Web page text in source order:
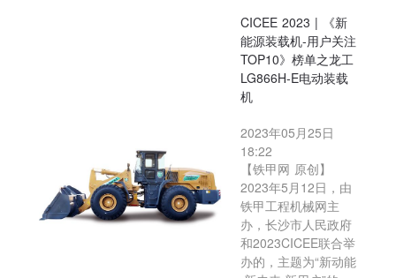
CICEE 2023 | 《新
能源装载机-用户关注
TOP10》榜单之龙工
LG866H-E电动装载
机
2023年05月25日
18:22
【铁甲网 原创】
2023年5月12日，由
铁甲工程机械网主
办，长沙市人民政府
和2023CICEE联合举
办的，主题为“新动能